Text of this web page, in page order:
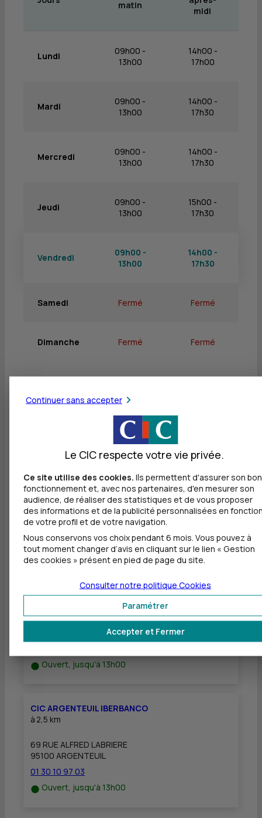
matin
midi
Lundi
09h00 -
13h00
14h00 -
17h00
Mardi
09h00 -
13h00
14h00 -
17h30
Mercredi
09h00 -
13h00
14h00 -
17h30
Jeudi
09h00 -
13h00
15h00 -
17h30
Vendredi
09h00 -
13h00
14h00 -
17h30
Samedi Fermé Fermé
Dimanche Fermé Fermé
Services
Retrait de billets EUR
Dépôt valorisé de billets EUR
Dépôt valorisé de chèques EUR
Equipement pour déficients visuels
Autres agences les plus proches
à2,1 km
63 AVENUE GABRIEL PERI
Ouvert, jusqu'à 13h00
CIC ARGENTEUIL IBERBANCO
à 2,5 km
69 RUE ALFRED LABRIERE
95100 ARGENTEUIL
01 30 10 97 03
Ouvert, jusqu'à 13h00
Continuer sans accepter
Le CIC respecte votre vie privée.
Ce site utilise des cookies. Ils permettent d'assurer son bon
fonctionnement et, avec nos partenaires, d'en mesurer son
audience, de réaliser des statistiques et de vous proposer
des informations et de la publicité personnalisées en
de votre profil et de votre navigation.
Nous conservons vos choix pendant 6 mois. Vous pouvez à
tout moment changer d’avis en cliquant sur le lien « Gestion
des cookies » présent en pied de page du site.
Accepter et Fermer
Paramétrer
Consulter notre politique Cookies